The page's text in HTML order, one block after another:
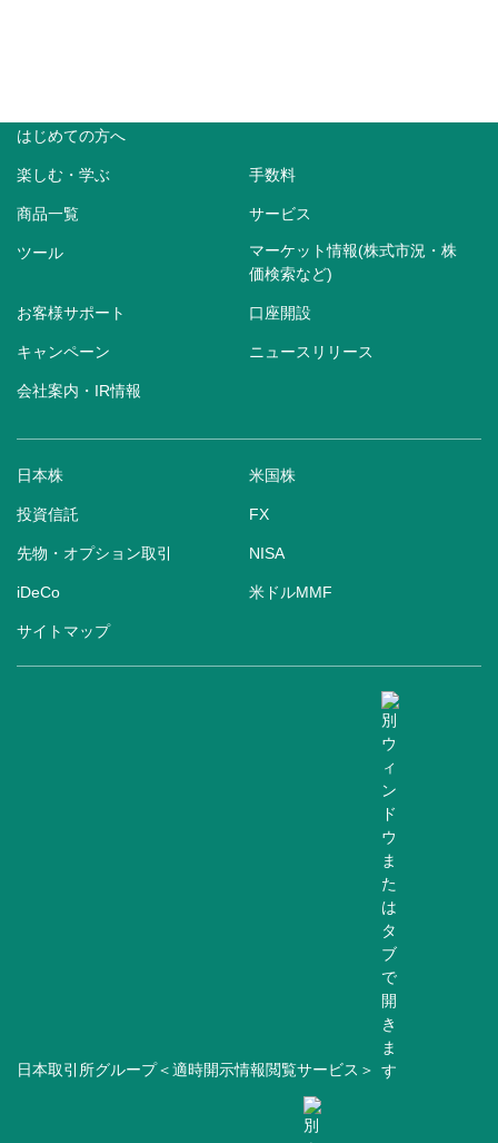
はじめての方へ
楽しむ・学ぶ 手数料
商品一覧 サービス
ツール
マーケット情報(株式市況・株
価検索など)
お客様サポート 口座開設
キャンペーン ニュースリリース
会社案内・IR情報
日本株 米国株
投資信託 FX
先物・オプション取引 NISA
iDeCo 米ドルMMF
サイトマップ
日本取引所グループ＜適時開示情報閲覧サービス＞